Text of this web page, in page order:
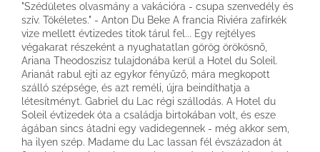
"Szédületes olvasmány a vakációra - csupa szenvedély és
szív. Tökéletes." - Anton Du Beke A francia Riviéra zafírkék
vize mellett évtizedes titok tárul fel... Egy rejtélyes
végakarat részeként a nyughatatlan görög örökösnő,
Ariana Theodoszisz tulajdonába kerül a Hotel du Soleil.
Arianát rabul ejti az egykor fényűző, mára megkopott
szálló szépsége, és azt reméli, újra beindíthatja a
létesítményt. Gabriel du Lac régi szállodás. A Hotel du
Soleil évtizedek óta a családja birtokában volt, és esze
ágában sincs átadni egy vadidegennek - még akkor sem,
ha ilyen szép. Madame du Lac lassan fél évszázadon át